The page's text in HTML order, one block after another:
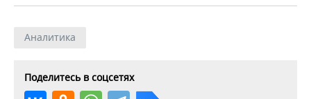
ХОККЕЙ С МЯЧОМ
ПРОИСШЕСТВИЯ
Аналитика
Поделитесь в соцсетях